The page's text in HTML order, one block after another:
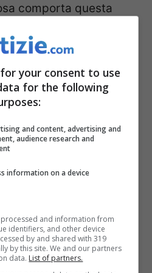
comporta questa
Che la soglia di
nell’aria sarà
per metro
la normativa
qualità
i dati attuali
28 città italiane su
previsti dalla
your consent to use
for the following
and content, advertising and
audience research and
information on a device
and information from
identifiers, and other device
by and shared with 319
by this site. We and our partners
data. List of partners.